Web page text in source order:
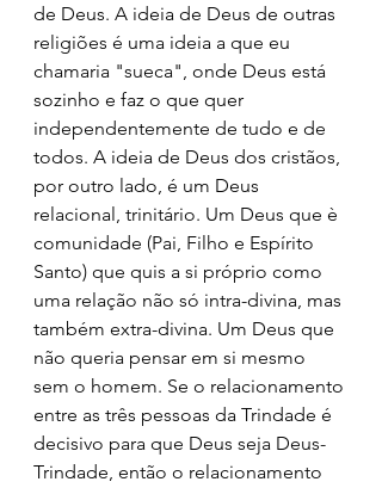
de Deus. A ideia de Deus de outras
religiões é uma ideia a que eu
chamaria "sueca", onde Deus está
sozinho e faz o que quer
independentemente de tudo e de
todos. A ideia de Deus dos cristãos,
por outro lado, é um Deus
relacional, trinitário. Um Deus que è
comunidade (Pai, Filho e Espírito
Santo) que quis a si próprio como
uma relação não só intra-divina, mas
também extra-divina. Um Deus que
não queria pensar em si mesmo
sem o homem. Se o relacionamento
entre as três pessoas da Trindade é
decisivo para que Deus seja Deus-
Trindade, então o relacionamento